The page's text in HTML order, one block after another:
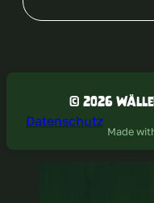
© 2026
Datenschutz
Made